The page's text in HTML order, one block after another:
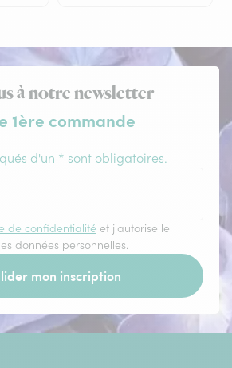
à notre newsletter
1ère commande
d'un * sont obligatoires.
de confidentialité et j'autorise le
données personnelles.
mon inscription